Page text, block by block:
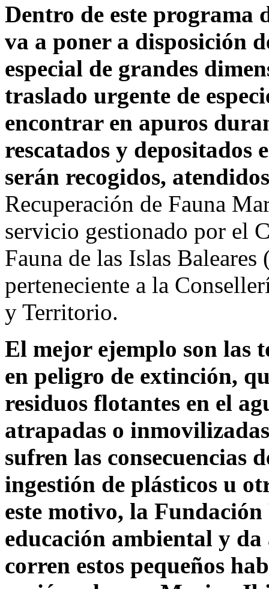
Dentro de este
va a poner a disposición
especial de grandes
traslado urgente de
encontrar en apuros
rescatados y depositados
serán recogidos,
Recuperación de Fauna
servicio gestionado por el
Fauna de las Islas
perteneciente a la
y Territorio.
El mejor ejemplo son las
en peligro de extinción,
residuos flotantes en el
atrapadas o
sufren las consecuencias
ingestión de plásticos u
este motivo, la
educación ambiental y da
corren estos pequeños